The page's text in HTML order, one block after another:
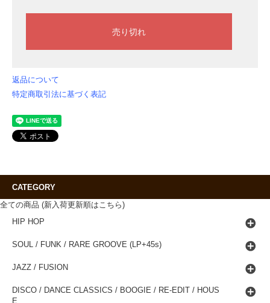
返品について
特定商取引法に基づく表記
CATEGORY
全ての商品 (新入荷更新順はこちら)
HIP HOP
SOUL / FUNK / RARE GROOVE (LP+45s)
JAZZ / FUSION
DISCO / DANCE CLASSICS / BOOGIE / RE-EDIT / HOUS
E